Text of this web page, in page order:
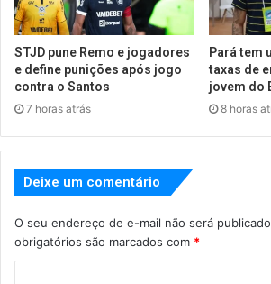
STJD pune Remo e jogadores
e define punições após jogo
contra o Santos
7 horas atrás
Pará tem
taxas de
jovem do
8 horas
Deixe um comentário
O seu endereço de e-mail não será
obrigatórios são marcados com *